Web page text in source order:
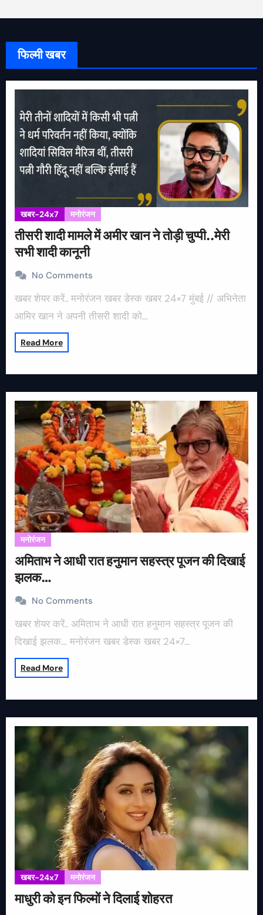
फिल्मी खबर
खबर-24x7 मनोरंजन
तीसरी शादी मामले में अमीर खान ने तोड़ी चुप्पी..मेरी
सभी शादी कानूनी
No Comments
खबर शेयर करें.. मनोरंजन खबर डेस्क खबर 24×7 मुंबई // अभिनेता
आमिर खान ने अपनी तीसरी शादी को…
Read More
मनोरंजन
अमिताभ ने आधी रात हनुमान सहस्त्र पूजन की दिखाई
झलक…
No Comments
खबर शेयर करें.. अमिताभ ने आधी रात हनुमान सहस्त्र पूजन की
दिखाई झलक… मनोरंजन खबर डेस्क खबर 24×7…
Read More
खबर-24x7 मनोरंजन
माधुरी को इन फिल्मों ने दिलाई शोहरत